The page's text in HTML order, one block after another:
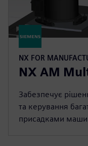
NX FOR
NX AM
Забезпечує
та керування
присадками